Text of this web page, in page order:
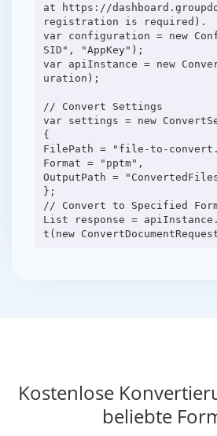
at https://
registration is required).
var configuration = new
SID", "AppKey");
var apiInstance = new
uration);
// Convert Settings
var settings = new
{
FilePath = "file-to-
Format = "pptm",
OutputPath =
};
// Convert to Specified
List response =
Kostenlose
beliebte